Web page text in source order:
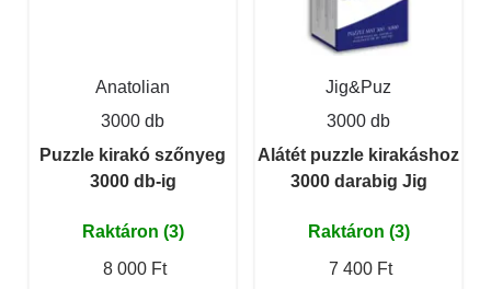
Anatolian
3000 db
Puzzle kirakó szőnyeg
3000 db-ig
Raktáron (3)
8 000 Ft
Jig&Puz
3000 db
Alátét puzzle kirakáshoz
3000 darabig Jig
Raktáron (3)
7 400 Ft